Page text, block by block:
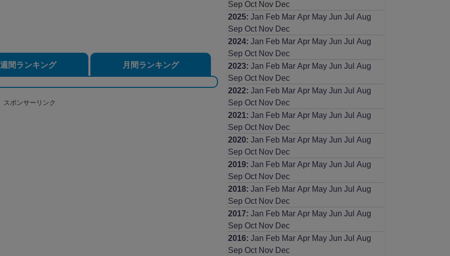
週間ランキング 月間ランキング
スポンサーリンク
Sep Oct Nov Dec
2025: Jan Feb Mar Apr May Jun Jul
Aug
Sep Oct Nov Dec
2024: Jan Feb Mar Apr May Jun Jul
Aug
Sep Oct Nov Dec
2023: Jan Feb Mar Apr May Jun Jul
Aug
Sep Oct Nov Dec
2022: Jan Feb Mar Apr May Jun Jul
Aug
Sep Oct Nov Dec
2021 : Jan Feb Mar Apr May Jun Jul
Aug
Sep Oct Nov Dec
2020: Jan Feb Mar Apr May Jun Jul
Aug
Sep Oct Nov Dec
2019: Jan Feb Mar Apr May Jun Jul
Aug
Sep Oct Nov Dec
2018: Jan Feb Mar Apr May Jun Jul
Aug
Sep Oct Nov Dec
2017: Jan Feb Mar Apr May Jun Jul
Aug
Sep Oct Nov Dec
2016: Jan Feb Mar Apr May Jun Jul
Aug
Sep Oct Nov Dec